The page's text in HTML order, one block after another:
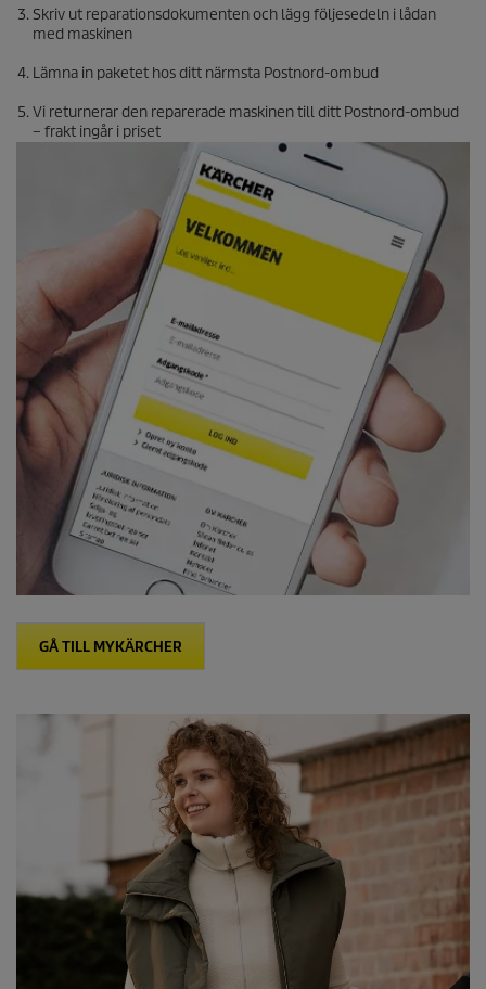
Skriv ut reparationsdokumenten och lägg följesedeln i lådan
med maskinen
Lämna in paketet hos ditt närmsta Postnord-ombud
Vi returnerar den reparerade maskinen till ditt Postnord-ombud
– frakt ingår i priset
GÅ TILL MYKÄRCHER